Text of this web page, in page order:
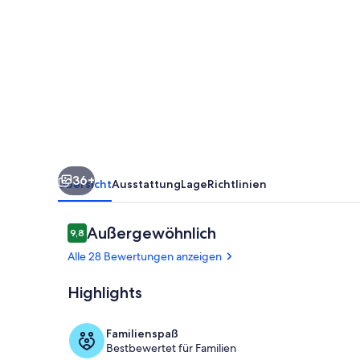
36+
ÜbersichtAusstattungLageRichtlinien
Bewertungen
9,89,8 von 10.
Außergewöhnlich
Alle 28 Bewertungen anzeigen
Highlights
Familienspaß
Bestbewertet für Familien